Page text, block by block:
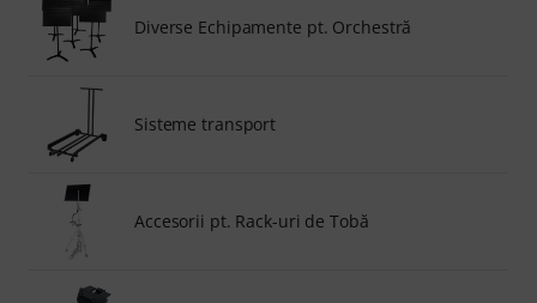
Diverse Echipamente pt. Orchestră
Sisteme transport
Accesorii pt. Rack-uri de Tobă